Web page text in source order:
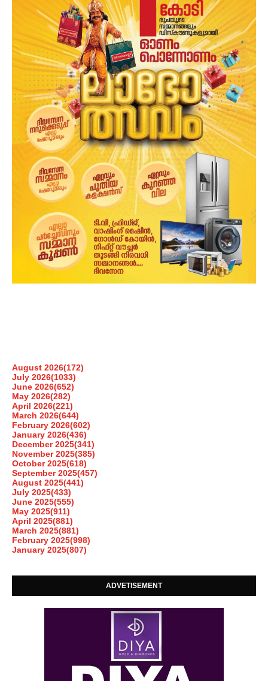
August 2026(172)
July 2026(1033)
June 2026(652)
May 2026(282)
April 2026(221)
March 2026(644)
February 2026(602)
January 2026(436)
December 2025(341)
November 2025(385)
October 2025(618)
September 2025(457)
August 2025(441)
July 2025(433)
June 2025(555)
May 2025(911)
April 2025(881)
March 2025(881)
February 2025(998)
January 2025(807)
ADVETISEMENT